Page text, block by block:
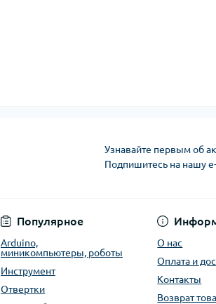
Узнавайте первым об
Подпишитесь на нашу
Популярное
Arduino,
миникомпьютеры, роботы
Инструмент
Отвертки
О нас
Оплата и
Контакты
Возврат